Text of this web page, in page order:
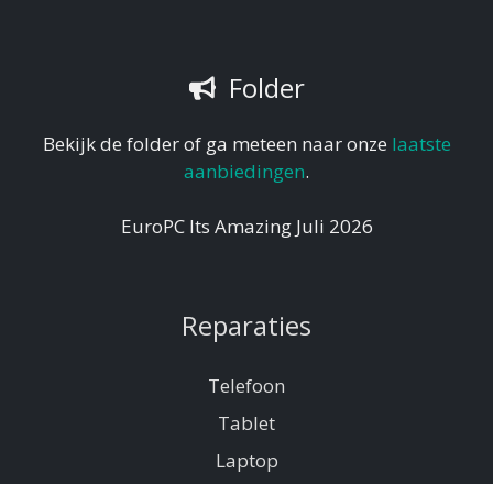
Folder
Bekijk de folder of ga meteen naar onze laatste
aanbiedingen.
EuroPC Its Amazing Juli 2026
Reparaties
Telefoon
Tablet
Laptop